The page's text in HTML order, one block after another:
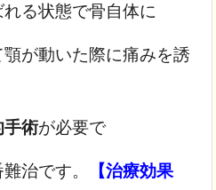
る状態で骨自体に
顎が動いた際に痛みを誘
手術が必要で
治です。
【治療効果